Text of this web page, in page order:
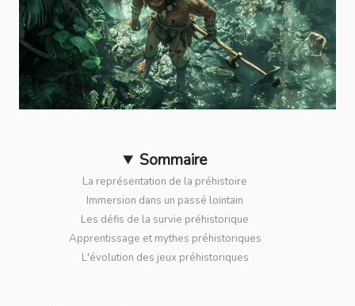
Sommaire
La représentation de la préhistoire
Immersion dans un passé lointain
Les défis de la survie préhistorique
Apprentissage et mythes préhistoriques
L'évolution des jeux préhistoriques